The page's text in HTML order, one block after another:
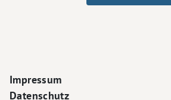
Footer Navigation
Impressum
Datenschutz